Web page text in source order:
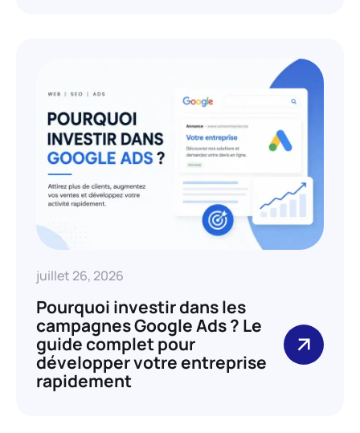
juillet 26, 2026
Pourquoi investir dans les
campagnes Google Ads ? Le
guide complet pour
développer votre entreprise
rapidement